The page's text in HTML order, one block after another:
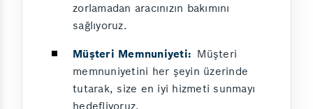
zorlamadan aracınızın bakımını
sağlıyoruz.
Müşteri Memnuniyeti: Müşteri
memnuniyetini her şeyin üzerinde
tutarak, size en iyi hizmeti sunmayı
hedefliyoruz.